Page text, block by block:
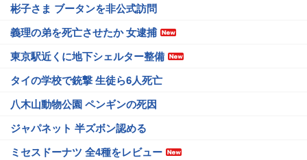
彬子さま ブータンを非公式訪問
義理の弟を死亡させたか 女逮捕
東京駅近くに地下シェルター整備
タイの学校で銃撃 生徒ら6人死亡
八木山動物公園 ペンギンの死因
ジャパネット 半ズボン認める
ミセスドーナツ 全4種をレビュー